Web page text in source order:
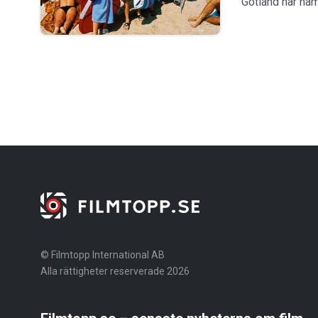
© Filmtopp International AB
Alla rättigheter reserverade 2026